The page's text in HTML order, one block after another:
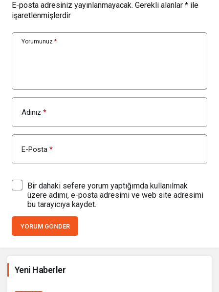
E-posta adresiniz yayınlanmayacak. Gerekli alanlar * ile
işaretlenmişlerdir
Yorumunuz *
Adınız *
E-Posta *
Bir dahaki sefere yorum yaptığımda kullanılmak
üzere adımı, e-posta adresimi ve web site adresimi
bu tarayıcıya kaydet.
YORUM GÖNDER
Yeni Haberler
16 saat önce